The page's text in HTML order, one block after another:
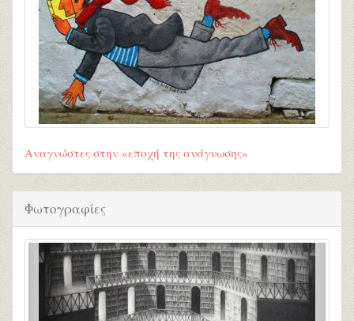
Αναγνώστες στην «εποχή της ανάγνωσης»
Φωτογραφίες